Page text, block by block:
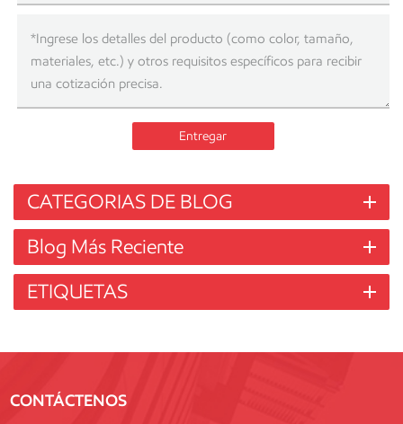
Entregar
CATEGORIAS DE BLOG
Blog Más Reciente
ETIQUETAS
CONTÁCTENOS